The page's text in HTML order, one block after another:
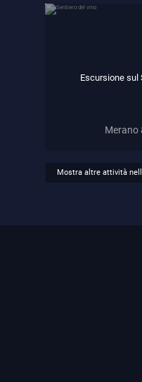
Escursione sul
Merano
Mostra altre attività